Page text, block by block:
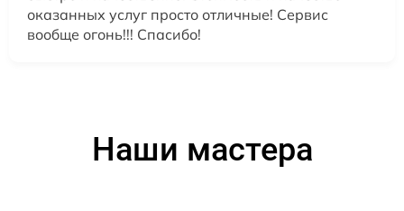
оказанных услуг просто отличные! Сервис
вообще огонь!!! Спасибо!
Наши мастера